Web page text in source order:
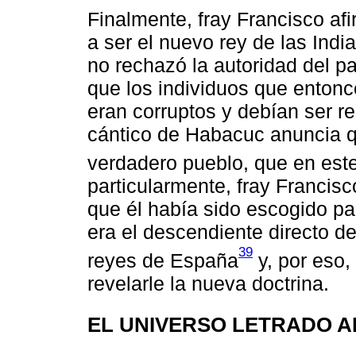
Finalmente, fray Francisco
a ser el nuevo rey de las
no rechazó la autoridad del
que los individuos que
eran corruptos y debían ser
cántico de Habacuc anuncia
verdadero pueblo, que en
particularmente, fray
que él había sido escogido
era el descendiente directo
reyes de España39 y, por
revelarle la nueva doctrina.
EL UNIVERSO LETRADO